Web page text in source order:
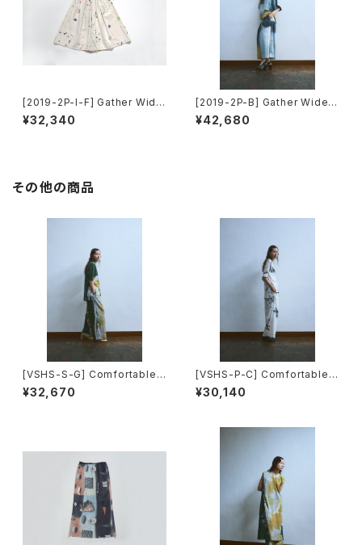
[2019-2P-I-F] Gather Wide
Pants
¥32,340
[2019-2P-B] Gather Wide P
ants
¥42,680
その他の商品
[VSHS-S-G] Comfortable
Tops(Short Sleeve)
¥32,670
[VSHS-P-C] Comfortable T
ops(Short Sleeve)
¥30,140